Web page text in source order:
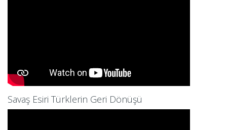
Savaş Esiri Türklerin Geri Dönüşü